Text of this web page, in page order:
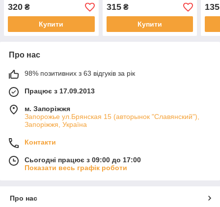
320 ₴
Купити
315₴
Купити
135
Про нас
98% позитивних з 63 відгуків за рік
Працює з 17.09.2013
м. Запоріжжя
Запорожье ул.Брянская 15 (авторынок "Славянский"),
Запоріжжя, Україна
Контакти
Сьогодні працює з 09:00 до 17:00
Показати весь графік роботи
Про нас